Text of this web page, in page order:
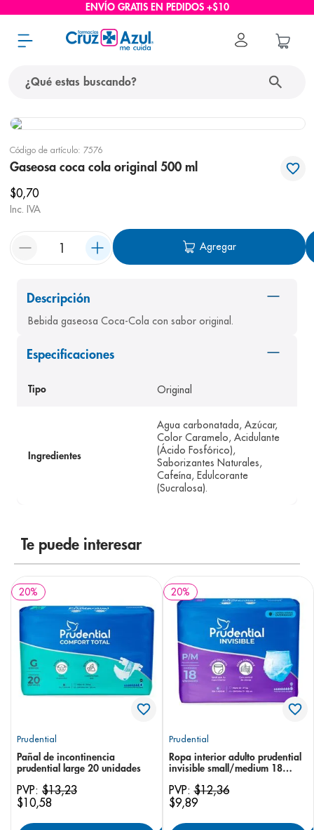
ENVÍO GRATIS EN PEDIDOS +$10
Código de artículo: 7576
Gaseosa coca cola original 500 ml
$0,70
Inc. IVA
Agregar
Descripción
Bebida gaseosa Coca-Cola con sabor original.
Especificaciones
Tipo Original
Ingredientes
Agua carbonatada, Azúcar,
Color Caramelo, Acidulante
(Ácido Fosfórico),
Saborizantes Naturales,
Cafeína, Edulcorante
(Sucralosa).
Te puede interesar
20%
Prudential
Pañal de incontinencia
prudential large 20 unidades
PVP: $13,23
$10,58
20%
Prudential
Ropa interior adulto prudential
invisible small/medium 18
PVP:$12,36
$9,89
términos más buscados
protector solar
3.
4. cerave
nivea
7. bioderma
pediasure
9. panolini